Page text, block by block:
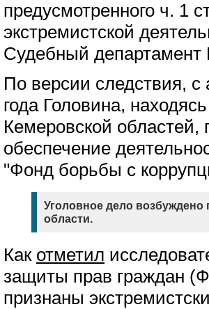
предусмотренного ч. 1
экстремистской
Судебный департамент
По версии следствия, с
года Головина,
Кемеровской
обеспечение
"Фонд борьбы с
Уголовное дело
области.
Как отметил
защиты прав граждан
признаны